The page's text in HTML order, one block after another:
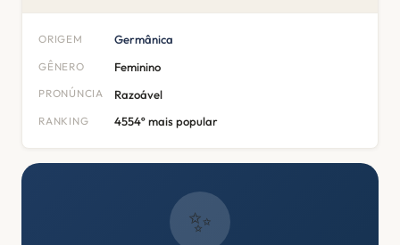
ORIGEM Germânica
GÊNERO Feminino
PRONÚNCIA Razoável
RANKING 4554º mais popular
✨